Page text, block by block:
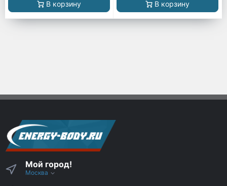
В корзину В корзину
Мой город!
Москва